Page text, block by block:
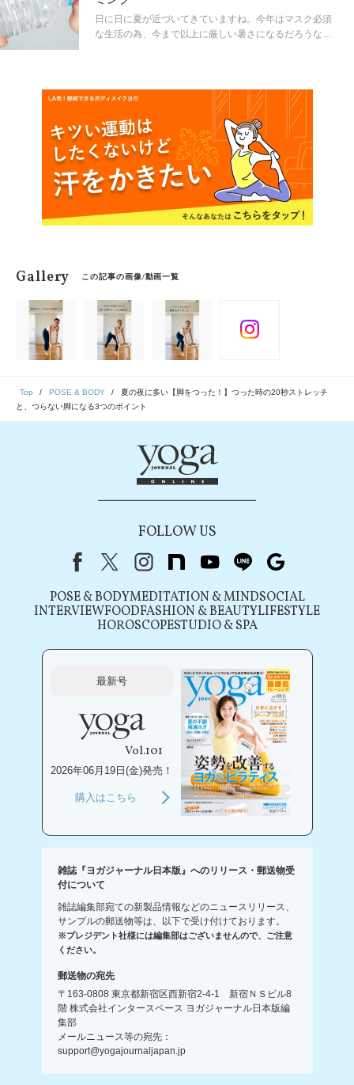
で、大ヒットアプリ「寝たまんまヨガ」の監修者でもあ
るキミ先生に、ふくらはぎの筋肉である「ヒラメ筋」と
「腓腹筋」をゆるめる方法を教えてもらいました。
日に日に夏が近づいてきていますね。今年はマスク必須
な生活の為、今まで以上に厳しい暑さになるだろうなん
なってしまうなんて事ないでしょうか。夏本番を迎える
前に、水分補給のタイミングを知っていきましょう。
Gallery この記事の画像/動画一覧
Top POSE & BODY
夏の夜に多い【脚をつった！】つった時の20秒ストレッチ
と、つらない脚になる3つのポイント
FOLLOW US
FacebookX（旧Twitter）
instagram
note youtubeline
POSE & BODYMEDITATION & MINDSOCIAL
INTERVIEWFOODFASHION & BEAUTYLIFESTYLE
HOROSCOPESTUDIO & SPA
最新号
Vol.101
2026年06月19日(金)発売！
購入はこちら
雑誌『ヨガジャーナル日本版』へのリリース・郵送物受
付について
雑誌編集部宛ての新製品情報などのニュースリリース、
サンプルの郵送物等は、以下で受け付けております。
※プレジデント社様には編集部はございませんので、ご注意
ください。
郵送物の宛先
〒163-0808 東京都新宿区西新宿2-4-1 新宿ＮＳビル8
階 株式会社インタースペース ヨガジャーナル日本版編
集部
メールニュース等の宛先：
support@yogajournaljapan.jp